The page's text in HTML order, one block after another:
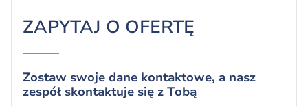
ZAPYTAJ O OFERTĘ
Zostaw swoje dane kontaktowe, a nasz
zespół skontaktuje się z Tobą